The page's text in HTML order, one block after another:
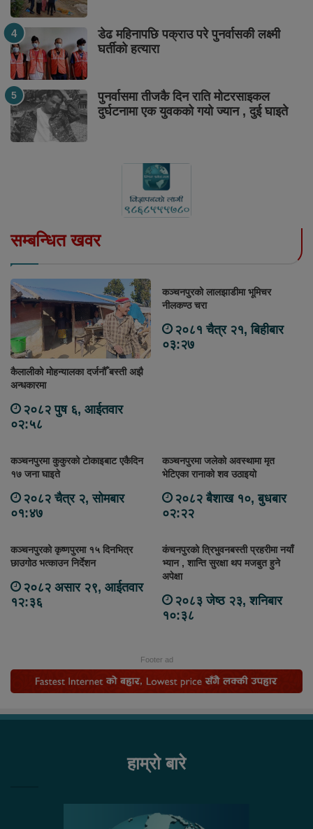
डेढ महिनापछि पक्राउ परे पुनर्वासकी लक्ष्मी
घर्तीको हत्यारा
पुनर्वासमा तीजकै दिन राति मोटरसाइकल
दुर्घटनामा एक युवकको गयो ज्यान , दुई घाइते
सम्बन्धित खवर
कैलालीको मोहन्यालका दर्जनौँ बस्ती अझै
अन्धकारमा
२०८२ पुष ६, आईतवार
०२:५८
कञ्चनपुरको लालझाडीमा भूमिचर
नीलकण्ठ चरा
२०८१ चैत्र २१, बिहीबार
०३:२७
कञ्चनपुरमा कुकुरको टोकाइबाट एकैदिन
१७ जना घाइते
२०८२ चैत्र २, सोमबार
०१:४७
कञ्चनपुरमा जलेको अवस्थामा मृत
भेटिएका रानाको शव उठाइयो
२०८२ बैशाख १०, बुधबार
०२:२२
कञ्चनपुरको कृष्णपुरमा १५ दिनभित्र
छाउगोठ भत्काउन निर्देशन
२०८२ असार २९, आईतवार
१२:३६
कंचनपुरको त्रिभुवनबस्ती प्रहरीमा नयाँ
भ्यान , शान्ति सुरक्षा थप मजबुत हुने
अपेक्षा
२०८३ जेष्ठ २३, शनिबार
१०:३८
Footer ad
हाम्रो बारे